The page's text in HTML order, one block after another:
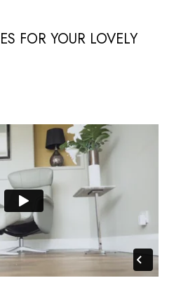
FOR YOUR LOVELY